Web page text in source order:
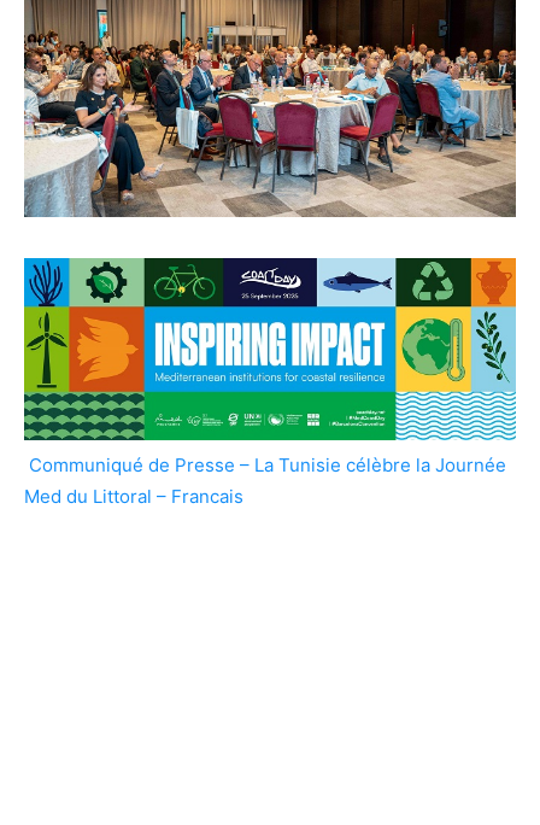
Communiqué de Presse – La Tunisie célèbre la Journée
Med du Littoral – Francais